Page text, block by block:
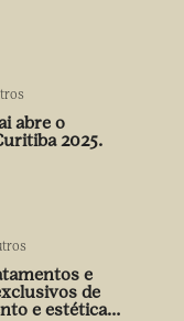
abre o
2025.
e
de
e estética